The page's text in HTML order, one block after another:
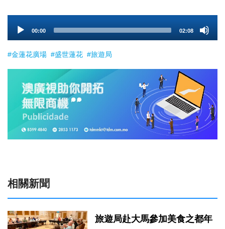
Player
00:00 02:08
#金蓮花廣場 #盛世蓮花 #旅遊局
相關新聞
旅遊局赴大馬參加美食之都年